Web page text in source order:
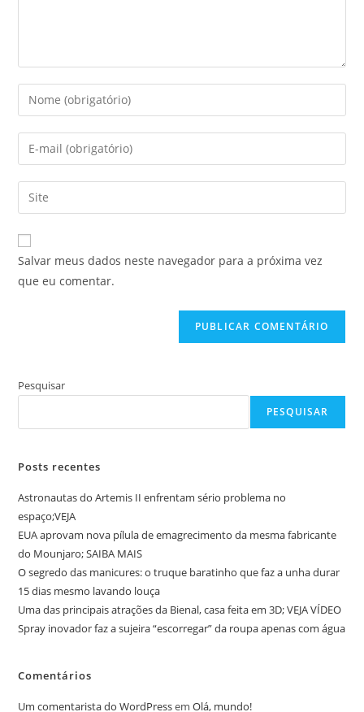
Digite
seu
nome
ou
de
usuário
para
comentar
Digite
seu
endereço
de
mail
para
comentar
Digite
o
URL
do
site
Salvar meus dados neste navegador para a próxima vez
que eu comentar.
Pesquisar
PESQUISAR
Posts recentes
Astronautas do Artemis II enfrentam sério problema no
espaço;VEJA
EUA aprovam nova pílula de emagrecimento da mesma fabricante
do Mounjaro; SAIBA MAIS
O segredo das manicures: o truque baratinho que faz a unha durar
15 dias mesmo lavando louça
Uma das principais atrações da Bienal, casa feita em 3D; VEJA VÍDEO
Spray inovador faz a sujeira “escorregar” da roupa apenas com água
Comentários
Um comentarista do WordPressemOlá, mundo!